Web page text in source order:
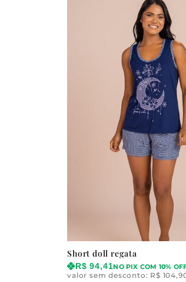
Short doll regata
R$ 94,41NO PIX COM 10%
valor sem desconto: R$